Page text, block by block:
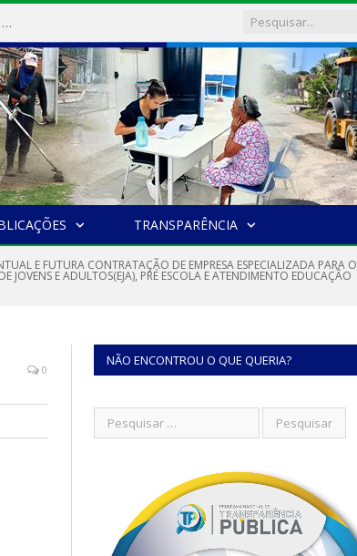
Prefeitura de Magalhães Barata realiza evento em homenagem ao Dia Internacional da Mulher
TRANSPARÊNCIA
E FUTURA CONTRATAÇÃO DE EMPRESA ESPECIALIZADA PARA O
E ADULTOS(EJA), PRÉ ESCOLA E ATENDIMENTO EDUCAÇÃO
0
NÃO ENCONTROU O QUE QUERIA?